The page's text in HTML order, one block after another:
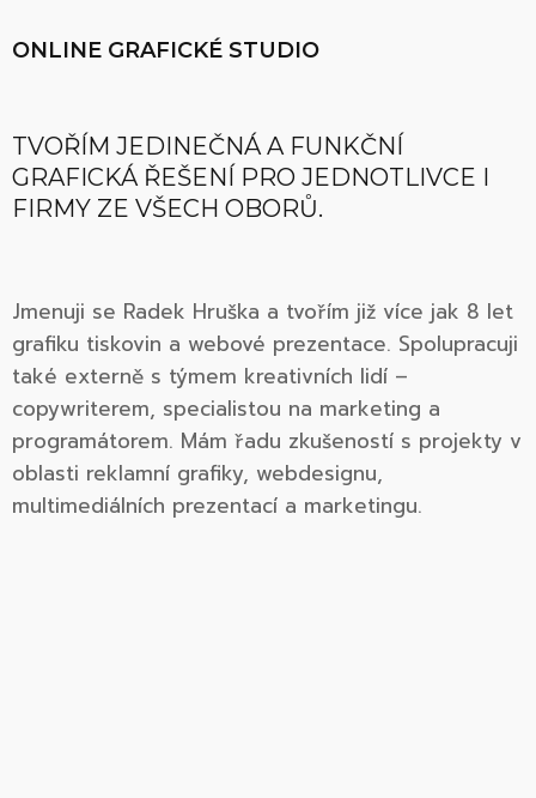
ONLINE GRAFICKÉ STUDIO
TVOŘÍM JEDINEČNÁ A FUNKČNÍ
GRAFICKÁ ŘEŠENÍ PRO JEDNOTLIVCE I
FIRMY ZE VŠECH OBORŮ.
Jmenuji se Radek Hruška a tvořím již více jak 8 let
grafiku tiskovin a webové prezentace. Spolupracuji
také externě s týmem kreativních lidí –
copywriterem, specialistou na marketing a
programátorem. Mám řadu zkušeností s projekty v
oblasti reklamní grafiky, webdesignu,
multimediálních prezentací a marketingu.